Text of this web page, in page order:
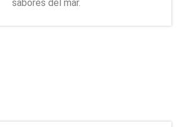
sabores del mar.